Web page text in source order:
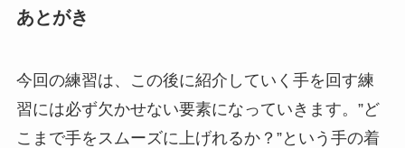
あとがき
今回の練習は、この後に紹介していく手を回す練
習には必ず欠かせない要素になっていきます。”ど
こまで手をスムーズに上げれるか？”という手の着